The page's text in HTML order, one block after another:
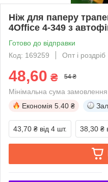
Ніж для паперу
4Office 4-349 з
Готово до відправки
Код: 169259
Опт і роздріб
48,60 ₴ 54 ₴
Мінімальна сума
Економія 5.40 ₴
43,70 ₴ від 4 шт. 38,30 ₴